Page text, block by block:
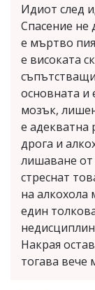
Идиот след
Спасение не
е мъртво
е високата
основната и
мозък,
е адекватна
дрога и
лишаване
стреснат
на
един
Накрая
тогава вече